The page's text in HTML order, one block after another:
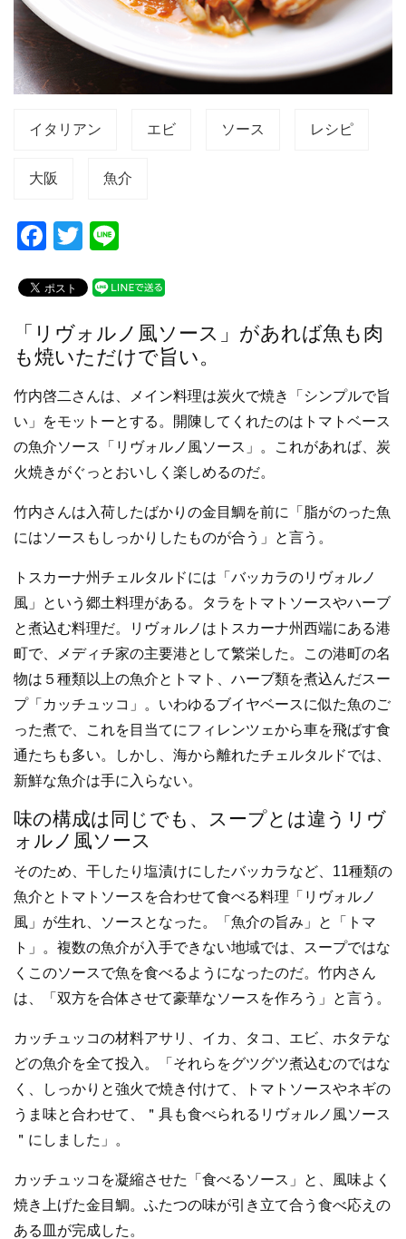
イタリアン エビ ソース レシピ
大阪 魚介
F
c
e
b
o
o
k
T
tt
er
e
「リヴォルノ風ソース」があれば魚も肉
も焼いただけで旨い。
竹内啓二さんは、メイン料理は炭火で焼き「シンプルで旨
い」をモットーとする。開陳してくれたのはトマトベース
の魚介ソース「リヴォルノ風ソース」。これがあれば、炭
火焼きがぐっとおいしく楽しめるのだ。
竹内さんは入荷したばかりの金目鯛を前に「脂がのった魚
にはソースもしっかりしたものが合う」と言う。
トスカーナ州チェルタルドには「バッカラのリヴォルノ
風」という郷土料理がある。タラをトマトソースやハーブ
と煮込む料理だ。リヴォルノはトスカーナ州西端にある港
町で、メディチ家の主要港として繁栄した。この港町の名
物は５種類以上の魚介とトマト、ハーブ類を煮込んだスー
プ「カッチュッコ」。いわゆるブイヤベースに似た魚のご
った煮で、これを目当てにフィレンツェから車を飛ばす食
通たちも多い。しかし、海から離れたチェルタルドでは、
新鮮な魚介は手に入らない。
味の構成は同じでも、スープとは違うリヴ
ォルノ風ソース
そのため、干したり塩漬けにしたバッカラなど、11種類の
魚介とトマトソースを合わせて食べる料理「リヴォルノ
風」が生れ、ソースとなった。「魚介の旨み」と「トマ
ト」。複数の魚介が入手できない地域では、スープではな
くこのソースで魚を食べるようになったのだ。竹内さん
は、「双方を合体させて豪華なソースを作ろう」と言う。
カッチュッコの材料アサリ、イカ、タコ、エビ、ホタテな
どの魚介を全て投入。「それらをグツグツ煮込むのではな
く、しっかりと強火で焼き付けて、トマトソースやネギの
うま味と合わせて、＂具も食べられるリヴォルノ風ソース
＂にしました」。
カッチュッコを凝縮させた「食べるソース」と、風味よく
焼き上げた金目鯛。ふたつの味が引き立て合う食べ応えの
ある皿が完成した。